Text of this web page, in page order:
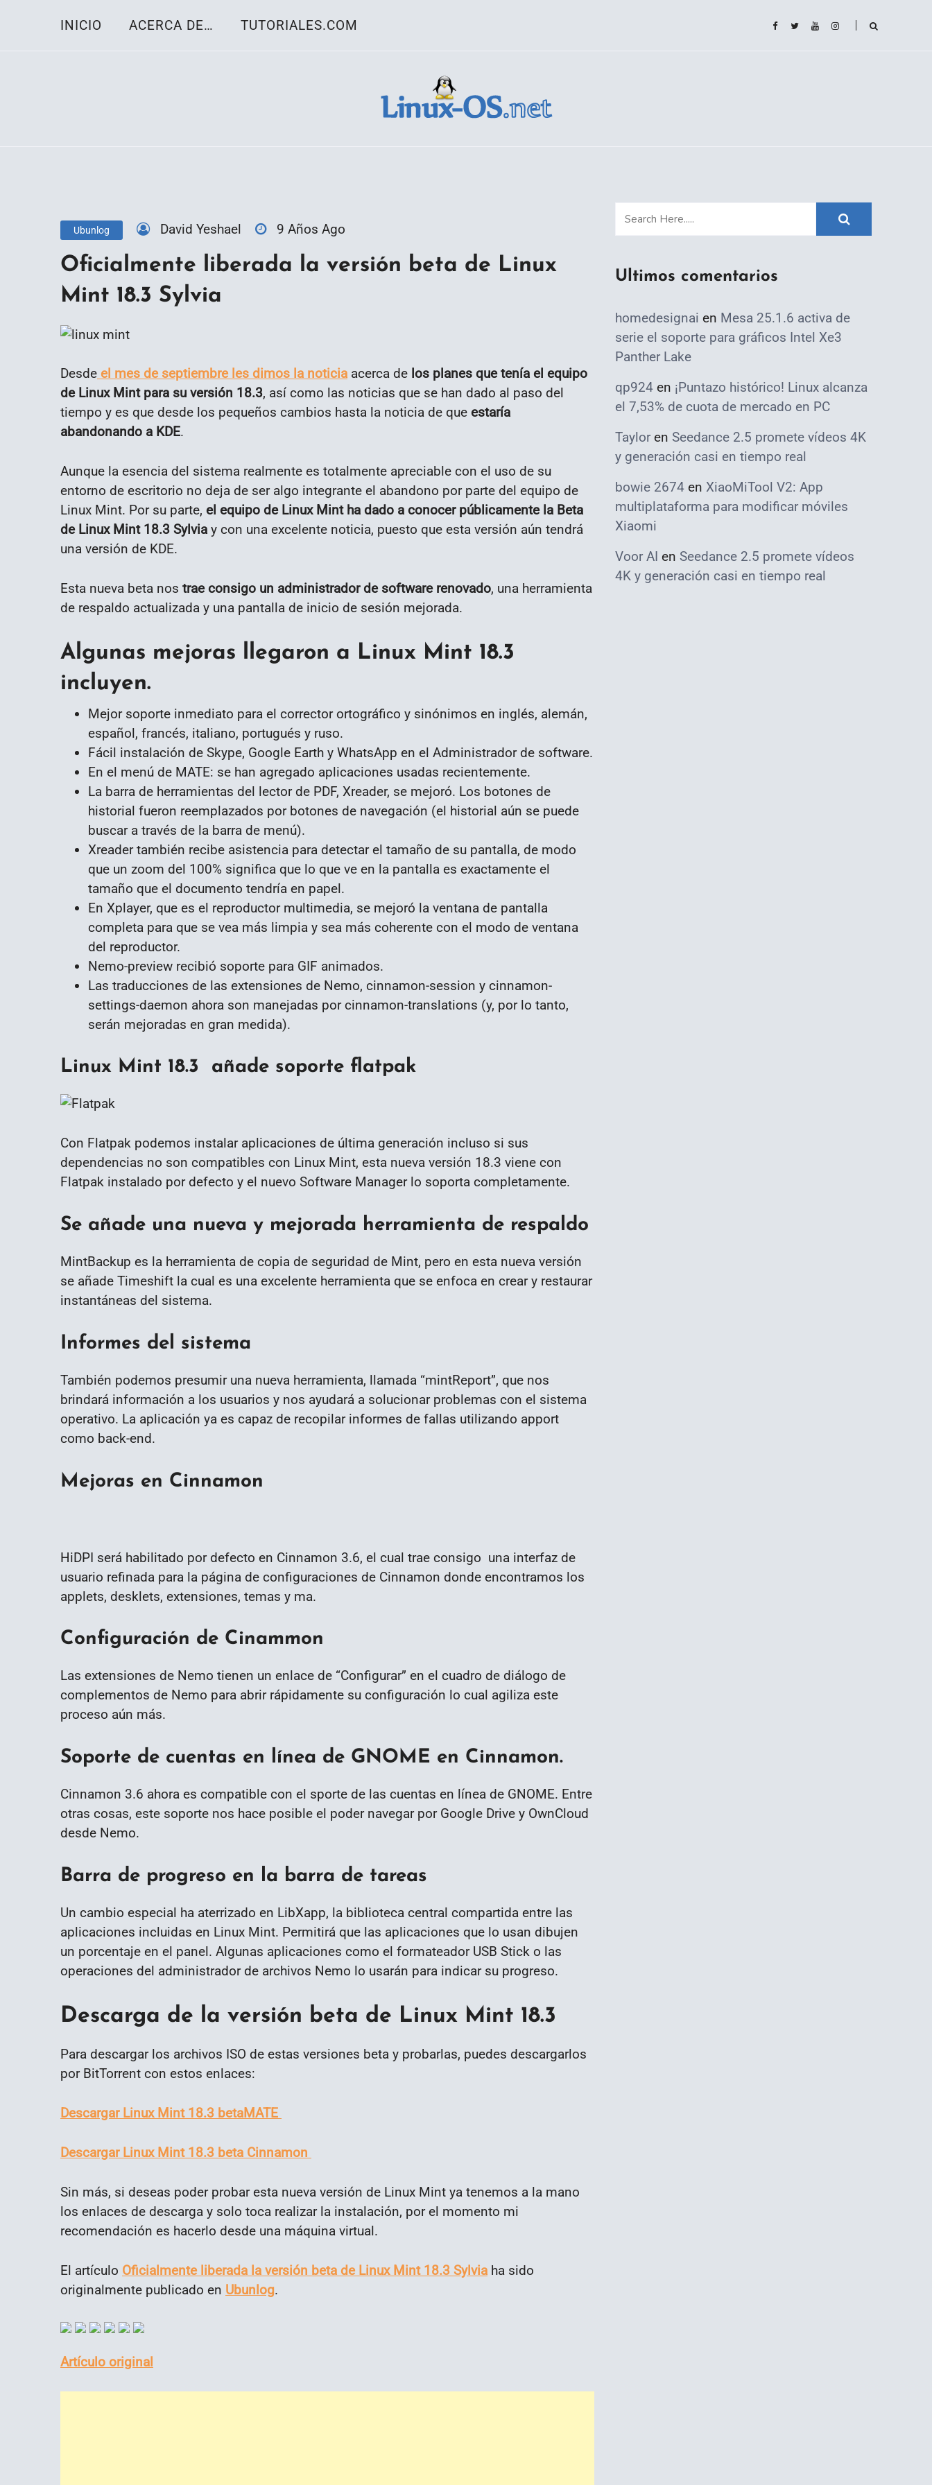
INICIO ACERCA DE… TUTORIALES.COM
Ubunlog David Yeshael 9 Años Ago
Oficialmente liberada la versión beta de Linux
Mint 18.3 Sylvia
Desde el mes de septiembre les dimos la noticia acerca de los planes que tenía el equipo
de Linux Mint para su versión 18.3, así como las noticias que se han dado al paso del
tiempo y es que desde los pequeños cambios hasta la noticia de que estaría
abandonando a KDE.
Aunque la esencia del sistema realmente es totalmente apreciable con el uso de su
entorno de escritorio no deja de ser algo integrante el abandono por parte del equipo de
Linux Mint. Por su parte, el equipo de Linux Mint ha dado a conocer públicamente la Beta
de Linux Mint 18.3 Sylvia y con una excelente noticia, puesto que esta versión aún tendrá
una versión de KDE.
Esta nueva beta nos trae consigo un administrador de software renovado, una herramienta
de respaldo actualizada y una pantalla de inicio de sesión mejorada.
Algunas mejoras llegaron a Linux Mint 18.3
incluyen.
Mejor soporte inmediato para el corrector ortográfico y sinónimos en inglés, alemán,
español, francés, italiano, portugués y ruso.
Fácil instalación de Skype, Google Earth y WhatsApp en el Administrador de software.
En el menú de MATE: se han agregado aplicaciones usadas recientemente.
La barra de herramientas del lector de PDF, Xreader, se mejoró. Los botones de
historial fueron reemplazados por botones de navegación (el historial aún se puede
buscar a través de la barra de menú).
Xreader también recibe asistencia para detectar el tamaño de su pantalla, de modo
que un zoom del 100% significa que lo que ve en la pantalla es exactamente el
tamaño que el documento tendría en papel.
En Xplayer, que es el reproductor multimedia, se mejoró la ventana de pantalla
completa para que se vea más limpia y sea más coherente con el modo de ventana
del reproductor.
Nemo-preview recibió soporte para GIF animados.
Las traducciones de las extensiones de Nemo, cinnamon-session y cinnamon-
settings-daemon ahora son manejadas por cinnamon-translations (y, por lo tanto,
serán mejoradas en gran medida).
Linux Mint 18.3 añade soporte flatpak
Con Flatpak podemos instalar aplicaciones de última generación incluso si sus
dependencias no son compatibles con Linux Mint, esta nueva versión 18.3 viene con
Flatpak instalado por defecto y el nuevo Software Manager lo soporta completamente.
Se añade una nueva y mejorada herramienta de respaldo
MintBackup es la herramienta de copia de seguridad de Mint, pero en esta nueva versión
se añade Timeshift la cual es una excelente herramienta que se enfoca en crear y restaurar
instantáneas del sistema.
Informes del sistema
También podemos presumir una nueva herramienta, llamada “mintReport”, que nos
brindará información a los usuarios y nos ayudará a solucionar problemas con el sistema
operativo. La aplicación ya es capaz de recopilar informes de fallas utilizando apport
como back-end.
Mejoras en Cinnamon
HiDPI será habilitado por defecto en Cinnamon 3.6, el cual trae consigo una interfaz de
usuario refinada para la página de configuraciones de Cinnamon donde encontramos los
applets, desklets, extensiones, temas y ma.
Configuración de Cinammon
Las extensiones de Nemo tienen un enlace de “Configurar” en el cuadro de diálogo de
complementos de Nemo para abrir rápidamente su configuración lo cual agiliza este
proceso aún más.
Soporte de cuentas en línea de GNOME en Cinnamon.
Cinnamon 3.6 ahora es compatible con el sporte de las cuentas en línea de GNOME. Entre
otras cosas, este soporte nos hace posible el poder navegar por Google Drive y OwnCloud
desde Nemo.
Barra de progreso en la barra de tareas
Un cambio especial ha aterrizado en LibXapp, la biblioteca central compartida entre las
aplicaciones incluidas en Linux Mint. Permitirá que las aplicaciones que lo usan dibujen
un porcentaje en el panel. Algunas aplicaciones como el formateador USB Stick o las
operaciones del administrador de archivos Nemo lo usarán para indicar su progreso.
Descarga de la versión beta de Linux Mint 18.3
Para descargar los archivos ISO de estas versiones beta y probarlas, puedes descargarlos
por BitTorrent con estos enlaces:
Descargar Linux Mint 18.3 betaMATE
Descargar Linux Mint 18.3 beta Cinnamon
Sin más, si deseas poder probar esta nueva versión de Linux Mint ya tenemos a la mano
los enlaces de descarga y solo toca realizar la instalación, por el momento mi
recomendación es hacerlo desde una máquina virtual.
El artículo Oficialmente liberada la versión beta de Linux Mint 18.3 Sylvia ha sido
originalmente publicado en Ubunlog.
Artículo original
Ultimos comentarios
homedesignai en Mesa 25.1.6 activa de
serie el soporte para gráficos Intel Xe3
Panther Lake
qp924 en ¡Puntazo histórico! Linux alcanza
el 7,53% de cuota de mercado en PC
Taylor en Seedance 2.5 promete vídeos 4K
y generación casi en tiempo real
bowie 2674 en XiaoMiTool V2: App
multiplataforma para modificar móviles
Xiaomi
Voor AI en Seedance 2.5 promete vídeos
4K y generación casi en tiempo real